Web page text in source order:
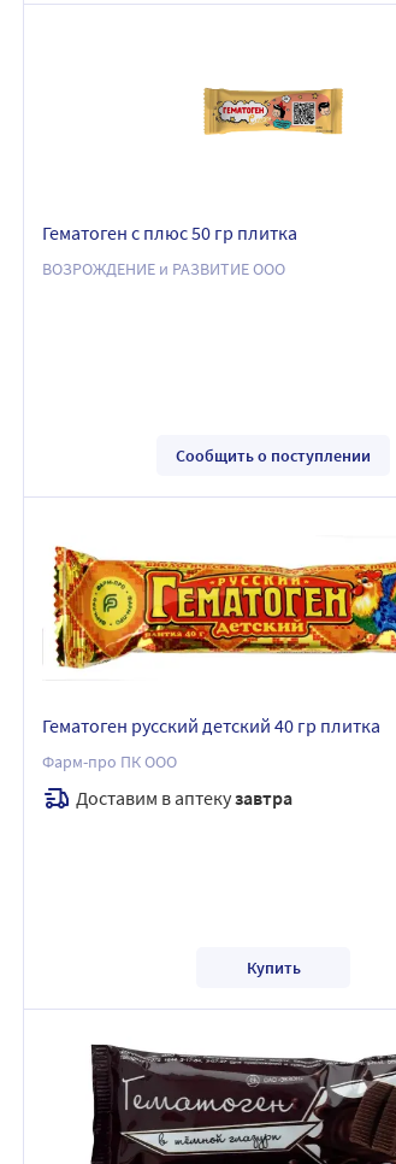
Гематоген с плюс 50 гр плитка
ВОЗРОЖДЕНИЕ и РАЗВИТИЕ ООО
Сообщить о поступлении
Гематоген русский детский 40 гр плитка
Фарм-про ПК ООО
Доставим в аптекузавтра
Купить